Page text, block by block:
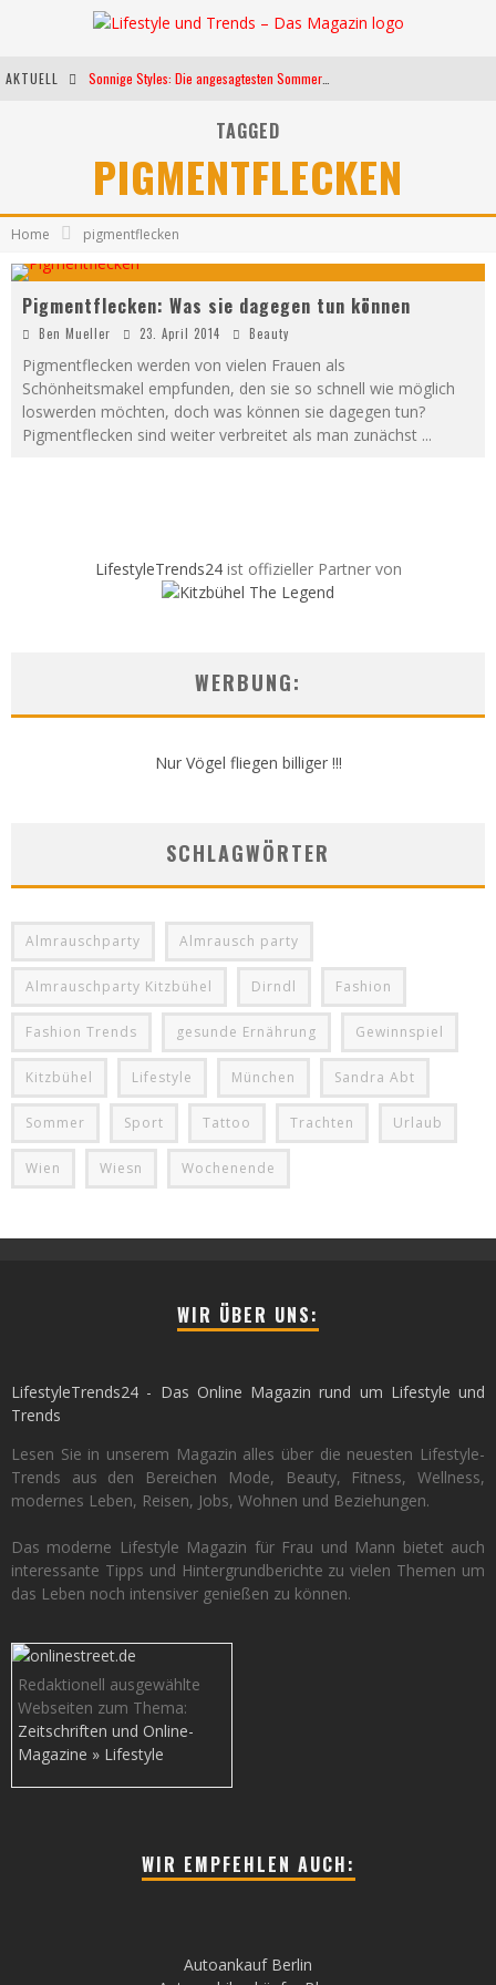
AKTUELL
Weltfrauentag - Eine Feier der Weiblichkeit
Kann unsere Ernährung das biologische Altern verlangsamen?
TAGGED
PIGMENTFLECKEN
Home pigmentflecken
Pigmentflecken: Was sie dagegen tun können
Ben Mueller 23. April 2014 Beauty
Pigmentflecken werden von vielen Frauen als
Schönheitsmakel empfunden, den sie so schnell wie möglich
loswerden möchten, doch was können sie dagegen tun?
Pigmentflecken sind weiter verbreitet als man zunächst ...
LifestyleTrends24ist offizieller Partner von
WERBUNG:
Nur Vögel fliegen billiger !!!
SCHLAGWÖRTER
Almrauschparty Almrausch party
Almrauschparty Kitzbühel Dirndl Fashion
Fashion Trends gesunde Ernährung Gewinnspiel
Kitzbühel Lifestyle München Sandra Abt
Sommer Sport Tattoo Trachten Urlaub
Wien Wiesn Wochenende
WIR ÜBER UNS:
LifestyleTrends24 - Das Online Magazin rund um Lifestyle und
Trends
Lesen Sie in unserem Magazin alles über die neuesten Lifestyle-
Trends aus den Bereichen Mode, Beauty, Fitness, Wellness,
modernes Leben, Reisen, Jobs, Wohnen und Beziehungen.
Das moderne Lifestyle Magazin für Frau und Mann bietet auch
interessante Tipps und Hintergrundberichte zu vielen Themen um
das Leben noch intensiver genießen zu können.
Redaktionell ausgewählte
Webseiten zum Thema:
Zeitschriften und Online-
Magazine » Lifestyle
WIR EMPFEHLEN AUCH:
Autoankauf Berlin